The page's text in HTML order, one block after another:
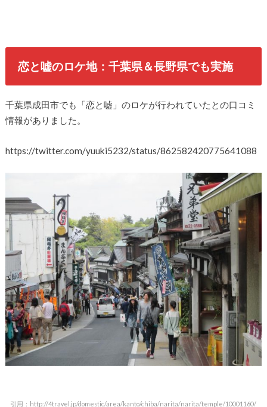
恋と嘘のロケ地：千葉県＆長野県でも実施
千葉県成田市でも「恋と嘘」のロケが行われていたとの口コミ
情報がありました。
https://twitter.com/yuuki5232/status/862582420775641088
引用：http://4travel.jp/domestic/area/kanto/chiba/narita/narita/temple/10001160/